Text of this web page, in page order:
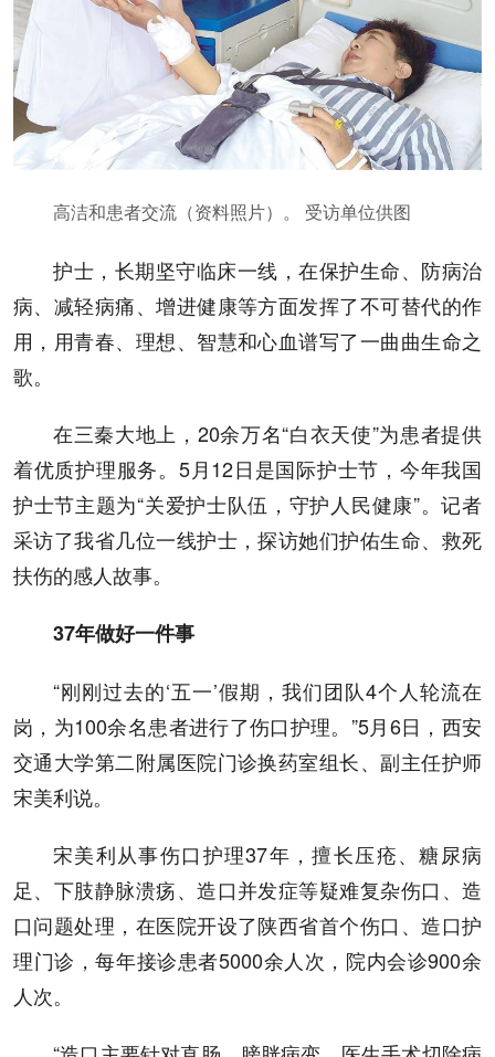
高洁和患者交流（资料照片）。 受访单位供图
护士，长期坚守临床一线，在保护生命、防病治
病、减轻病痛、增进健康等方面发挥了不可替代的作
用，用青春、理想、智慧和心血谱写了一曲曲生命之
歌。
在三秦大地上，20余万名“白衣天使”为患者提供
着优质护理服务。5月12日是国际护士节，今年我国
护士节主题为“关爱护士队伍，守护人民健康”。记者
采访了我省几位一线护士，探访她们护佑生命、救死
扶伤的感人故事。
37年做好一件事
“刚刚过去的‘五一’假期，我们团队4个人轮流在
岗，为100余名患者进行了伤口护理。”5月6日，西安
交通大学第二附属医院门诊换药室组长、副主任护师
宋美利说。
宋美利从事伤口护理37年，擅长压疮、糖尿病
足、下肢静脉溃疡、造口并发症等疑难复杂伤口、造
口问题处理，在医院开设了陕西省首个伤口、造口护
理门诊，每年接诊患者5000余人次，院内会诊900余
人次。